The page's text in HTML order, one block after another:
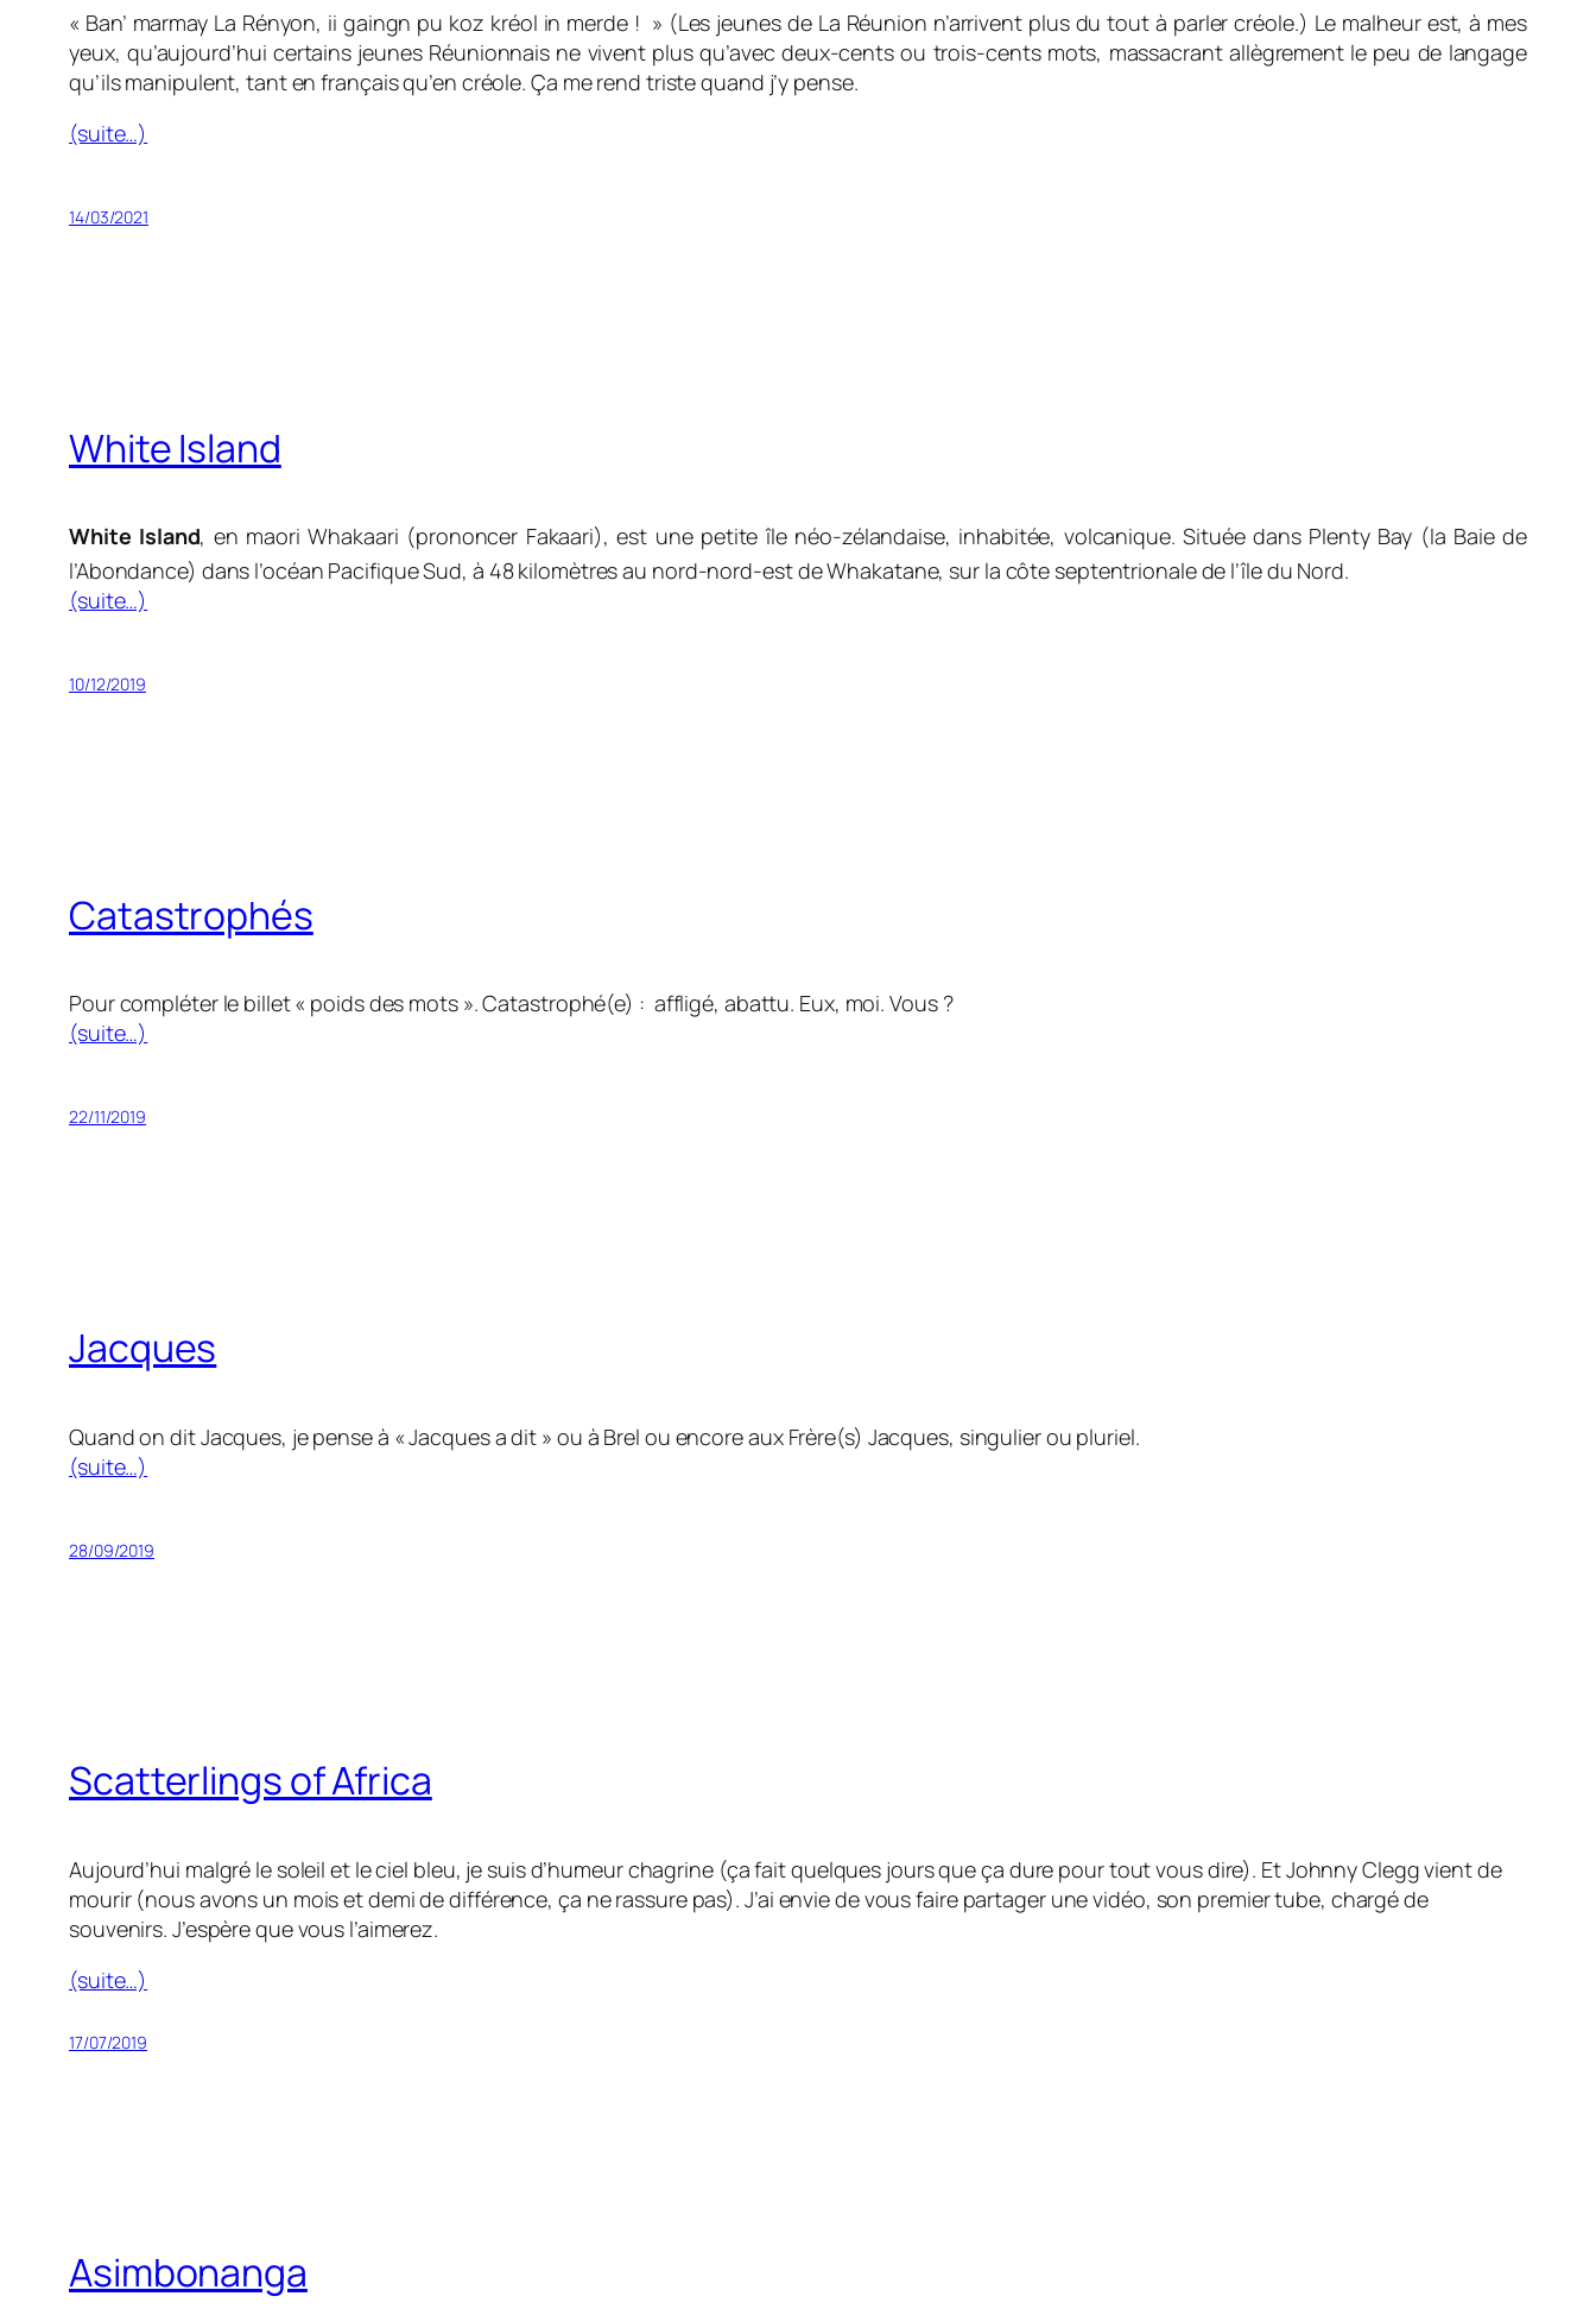
« Ban’ marmay La Rényon, ii gaingn pu koz kréol in merde ! » (Les jeunes de La Réunion n’arrivent plus du tout à parler créole.) Le malheur est, à mes
yeux, qu’aujourd’hui certains jeunes Réunionnais ne vivent plus qu’avec deux-cents ou trois-cents mots, massacrant allègrement le peu de langage
qu’ils manipulent, tant en français qu’en créole. Ça me rend triste quand j’y pense.
(suite…)
14/03/2021
White Island
White Island, en maoriWhakaari (prononcer Fakaari), est une petite île néo-zélandaise, inhabitée, volcanique. Située dans Plenty Bay (la Baie de
l’Abondance) dans l’océan Pacifique Sud, à 48 kilomètres au nord-nord-est de Whakatane, sur la côte septentrionale de l’île du Nord.
(suite…)
10/12/2019
Catastrophés
Pour compléter le billet « poids des mots ». Catastrophé(e) : affligé, abattu. Eux, moi. Vous ?
(suite…)
22/11/2019
Jacques
Quand on dit Jacques, je pense à « Jacques a dit » ou à Brel ou encore aux Frère(s) Jacques, singulier ou pluriel.
(suite…)
28/09/2019
Scatterlings of Africa
Aujourd’hui malgré le soleil et le ciel bleu, je suis d’humeur chagrine (ça fait quelques jours que ça dure pour tout vous dire). Et Johnny Clegg vient de
mourir (nous avons un mois et demi de différence, ça ne rassure pas). J’ai envie de vous faire partager une vidéo, son premier tube, chargé de
souvenirs. J’espère que vous l’aimerez.
(suite…)
17/07/2019
Asimbonanga